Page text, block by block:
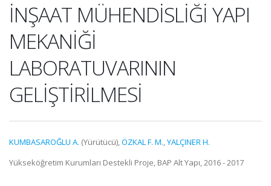
İNŞAAT MÜHENDİSLİĞİ YAPI
MEKANİĞİ
LABORATUVARININ
GELİŞTİRİLMESİ
KUMBASAROĞLU A. (Yürütücü),ÖZKAL F. M.,YALÇINER H.
Yükseköğretim Kurumları Destekli Proje, BAP Alt Yapı, 2016 - 2017